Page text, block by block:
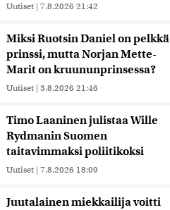
Uutiset | 7.8.2026 21:42
Miksi Ruotsin Daniel on pelkkä
prinssi, mutta Norjan Mette-
Marit on kruununprinsessa?
Uutiset | 3.8.2026 21:46
Timo Laaninen julistaa Wille
Rydmanin Suomen
taitavimmaksi poliitikoksi
Uutiset | 7.8.2026 18:09
Juutalainen miekkailija voitti